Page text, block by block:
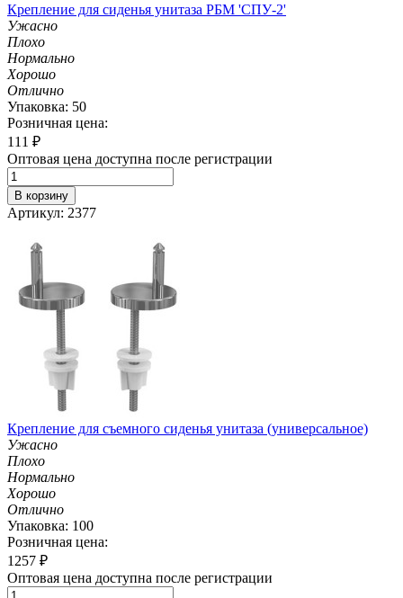
Крепление для сиденья унитаза РБМ 'СПУ-2'
Ужасно
Плохо
Нормально
Хорошо
Отлично
Упаковка: 50
Розничная цена:
111 ₽
Оптовая цена доступна после регистрации
В корзину
Артикул: 2377
Крепление для съемного сиденья унитаза (универсальное)
Ужасно
Плохо
Нормально
Хорошо
Отлично
Упаковка: 100
Розничная цена:
1257 ₽
Оптовая цена доступна после регистрации